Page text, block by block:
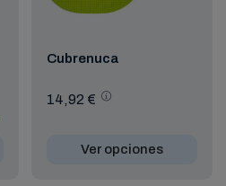
Cubrenuca
14,92 €
Ver opciones